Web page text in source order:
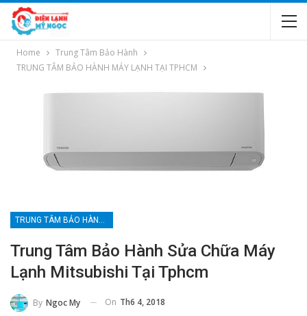
Home
Trung Tâm Bảo Hành
TRUNG TÂM BẢO HÀNH MÁY LẠNH TẠI TPHCM
TRUNG TÂM BẢO HÀNH MÁY LẠNH TẠI TPHCM
Trung Tâm Bảo Hành Sửa Chữa Máy
Lạnh Mitsubishi Tại Tphcm
By Ngoc My On Th6 4, 2018